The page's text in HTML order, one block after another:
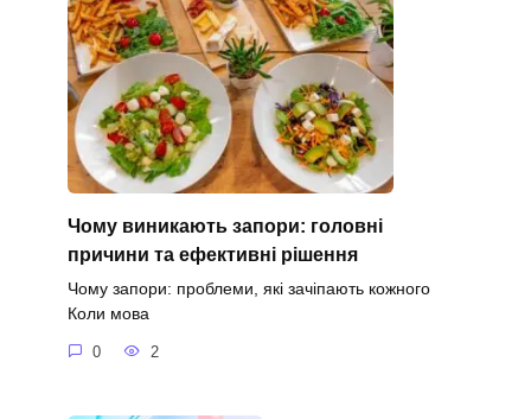
Чому виникають запори: головні
причини та ефективні рішення
Чому запори: проблеми, які зачіпають кожного
Коли мова
0 2